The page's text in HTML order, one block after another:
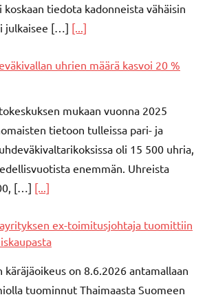
tiedota kadonneista vähäisin
julkaisee […] [...]
uhrien määrä kasvoi 20 %
mukaan vuonna 2025
tietoon tulleissa pari- ja
oli 15 500 uhria,
enemmän. Uhreista
[…] [...]
ex-toimitusjohtaja tuomittiin
käräjäoikeus on 8.6.2026 antamallaan
tuominnut Thaimaasta Suomeen